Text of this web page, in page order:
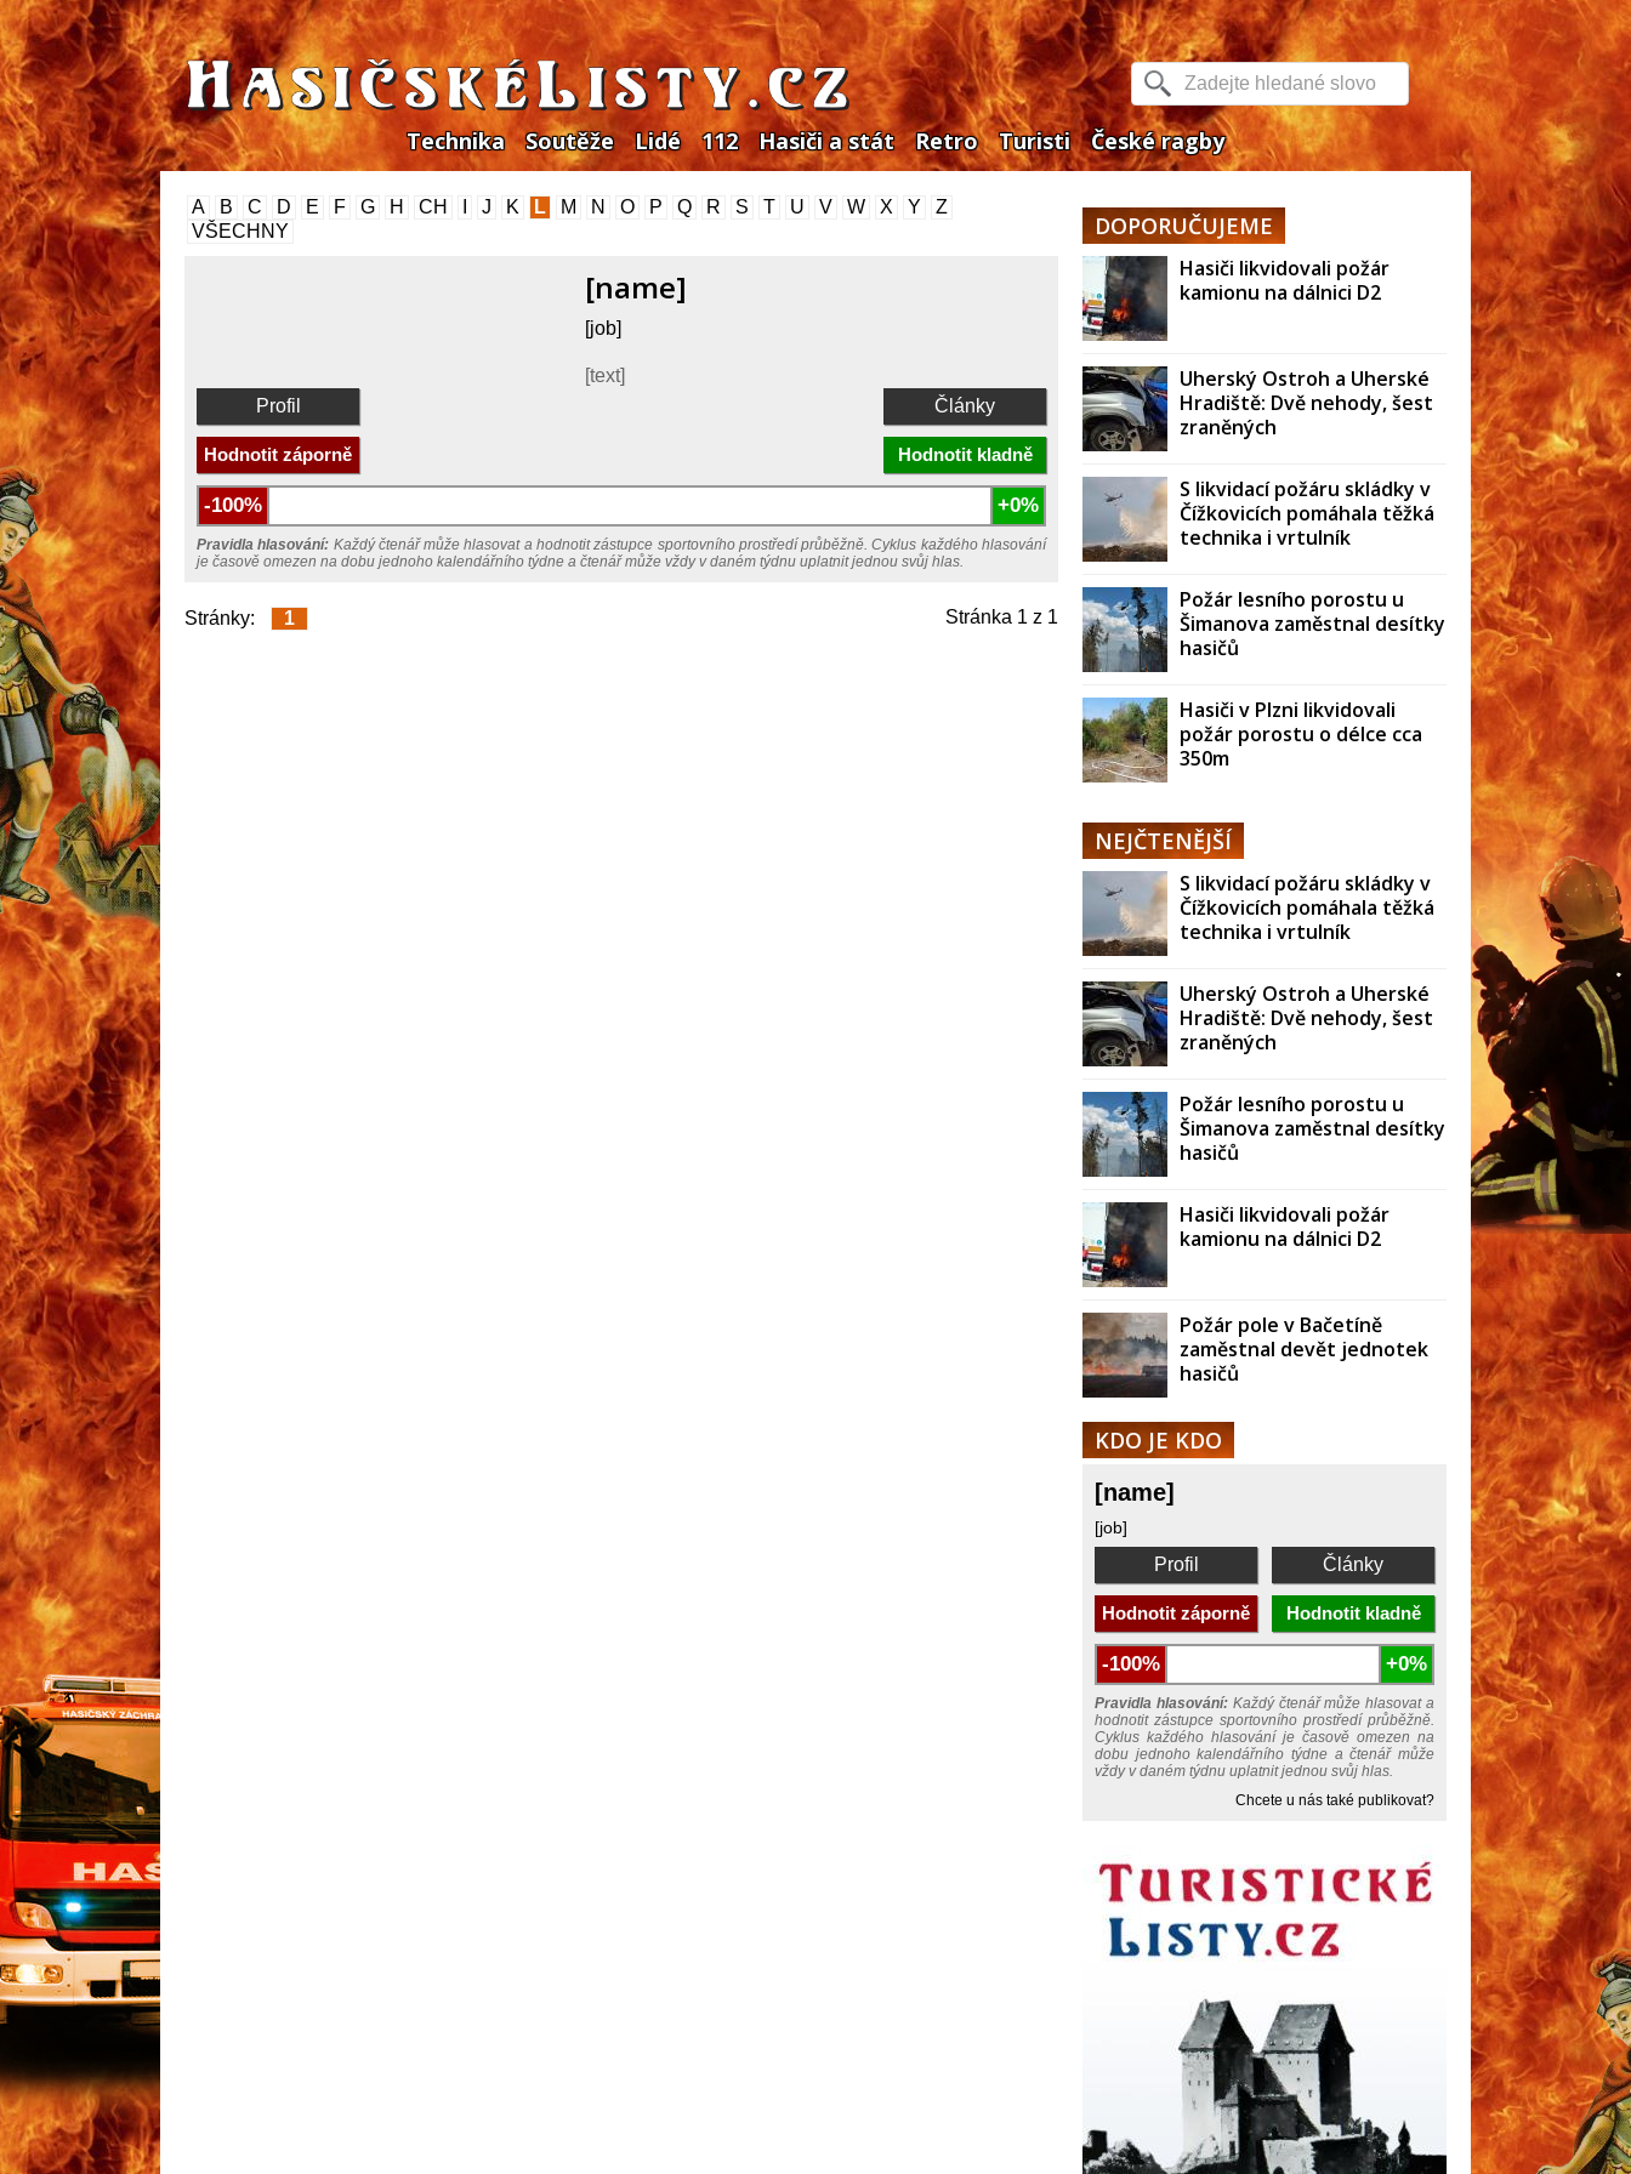
Technika Soutěže Lidé 112 Hasiči a stát Retro Turisti České ragby
A B C D E F G H CH J K L M N O P Q R S T U V W X Y
Z
VŠECHNY
[name]
[job]
[text]
Profil
Články
Hodnotit záporně Hodnotit kladně
-100% +0%
Pravidla hlasování: Každý čtenář může hlasovat a hodnotit zástupce sportovního prostředí průběžně. Cyklus každého hlasování
je časově omezen na dobu jednoho kalendářního týdne a čtenář může vždy v daném týdnu uplatnit jednou svůj hlas.
Stránky: 1 Stránka 1 z 1
DOPORUČUJEME
Hasiči likvidovali požár
kamionu na dálnici D2
Uherský Ostroh a Uherské
Hradiště: Dvě nehody, šest
zraněných
S likvidací požáru skládky v
Čížkovicích pomáhala těžká
technika i vrtulník
Požár lesního porostu u
Šimanova zaměstnal desítky
hasičů
Hasiči v Plzni likvidovali
požár porostu o délce cca
350m
NEJČTENĚJŠÍ
S likvidací požáru skládky v
Čížkovicích pomáhala těžká
technika i vrtulník
Uherský Ostroh a Uherské
Hradiště: Dvě nehody, šest
zraněných
Požár lesního porostu u
Šimanova zaměstnal desítky
hasičů
Hasiči likvidovali požár
kamionu na dálnici D2
Požár pole v Bačetíně
zaměstnal devět jednotek
hasičů
KDO JE KDO
[name]
[job]
Profil Články
Hodnotit záporně Hodnotit kladně
-100% +0%
Pravidla hlasování:Každý čtenář může hlasovat a
hodnotit zástupce sportovního prostředí průběžně.
Cyklus každého hlasování je časově omezen na
dobu jednoho kalendářního týdne a čtenář může
vždy v daném týdnu uplatnit jednou svůj hlas.
Chcete u nás také publikovat?